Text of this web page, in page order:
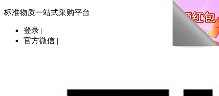
标准物质一站式采购平台
登录 |
官方微信 |